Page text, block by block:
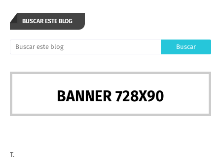
BUSCAR ESTE BLOG
BANNER 728X90
T.